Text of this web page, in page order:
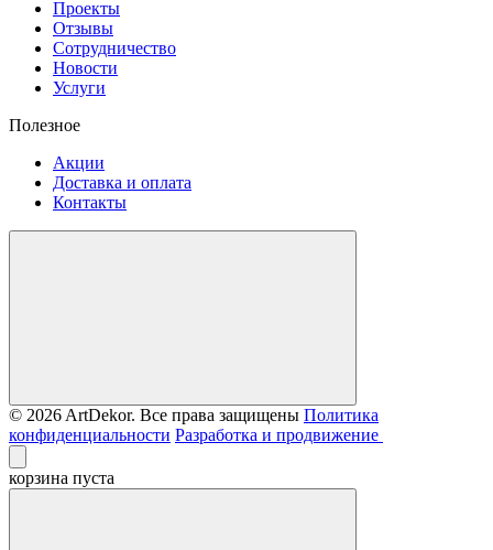
Проекты
Отзывы
Сотрудничество
Новости
Услуги
Полезное
Акции
Доставка и оплата
Контакты
© 2026 ArtDekor. Все права защищены Политика
конфиденциальности Разработка и продвижение
корзина пуста